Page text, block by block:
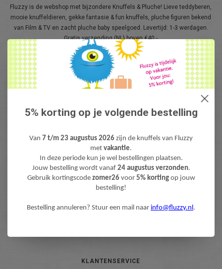
Fluzzy is de webshop met bijzondere Knuffels & Pluche! Lieve teddyberen,
mooie knuffeldieren, gekke fantasie & fun knuffels, pluche figuren bekend
van Film & TV en zacht pluche baby speelgoed. Levertijd: 1-3 werdagen.
Gratis verzending (NL) boven €40,-
NIEUWSBRIEF
Wilt u op de hoogte blijven?
Word lid van onze mailinglijst:
KLANTENSERVICE
5% korting op je volgende bestelling
Van 7 t/m 23 augustus 2026 zijn de knuffels van Fluzzy
met vakantie.
In deze periode kun je wel bestellingen plaatsen.
Jouw bestelling wordt vanaf 24 augustus verzonden.
Gebruik kortingscode zomer26 voor 5% kortingop jouw
bestelling!
Bestelling annuleren? Stuur een mail naar info@fluzzy.nl.